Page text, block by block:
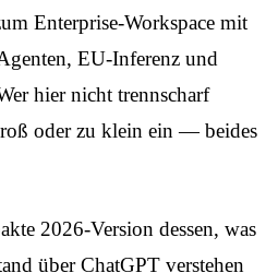
Enterprise-Workspace mit
EU-Inferenz und
hier nicht trennscharf
oder zu klein ein — beides
2026-Version dessen, was
über ChatGPT verstehen